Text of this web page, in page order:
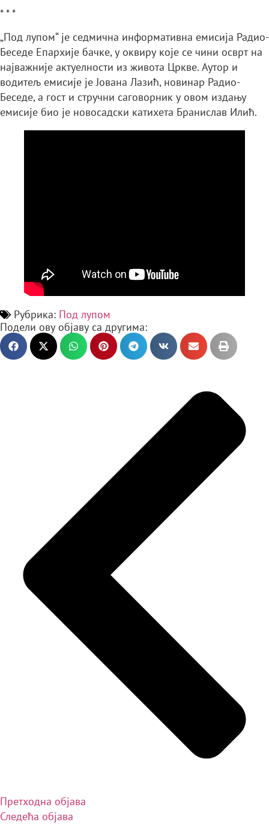
* * *
„Под лупом“ је седмична информативна емисија Радио-
Беседе Епархије бачке, у оквиру које се чини осврт на
најважније актуелности из живота Цркве. Аутор и
водитељ емисије је Јована Лазић, новинар Радио-
Беседе, а гост и стручни саговорник у овом издању
емисије био је новосадски катихета Бранислав Илић.
Рубрика: Под лупом
Подели ову објаву са другима:
Претходна објава
Следећа објава